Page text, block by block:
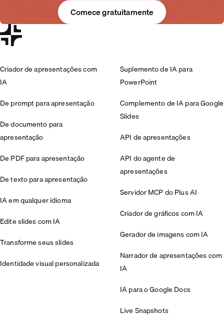
Comece gratuitamente
Criador de apresentações com
IA
De prompt para apresentação
De documento para
apresentação
De PDF para apresentação
De texto para apresentação
IA em qualquer idioma
Edite slides com IA
Transforme seus slides
Identidade visual personalizada
Suplemento de IA para
PowerPoint
Complemento de IA para Google
Slides
API de apresentações
API do agente de
apresentações
Servidor MCP do Plus AI
Criador de gráficos com IA
Gerador de imagens com IA
Narrador de apresentações com
IA
IA para o Google Docs
Live Snapshots